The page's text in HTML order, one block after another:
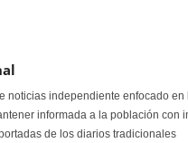
noticias independiente enfocado
informada a la población con
de los diarios tradicionales